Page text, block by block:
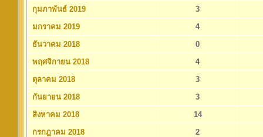
กุมภาพันธ์ 2019
3
มกราคม 2019
4
ธันวาคม 2018
0
พฤศจิกายน 2018
4
ตุลาคม 2018
3
กันยายน 2018
3
สิงหาคม 2018
14
กรกฎาคม 2018
2